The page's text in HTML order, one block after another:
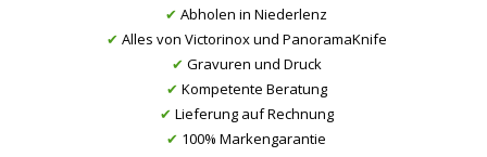
✔ Abholen in Niederlenz
✔ Alles von Victorinox und PanoramaKnife
✔ Gravuren und Druck
✔ Kompetente Beratung
✔ Lieferung auf Rechnung
✔ 100% Markengarantie